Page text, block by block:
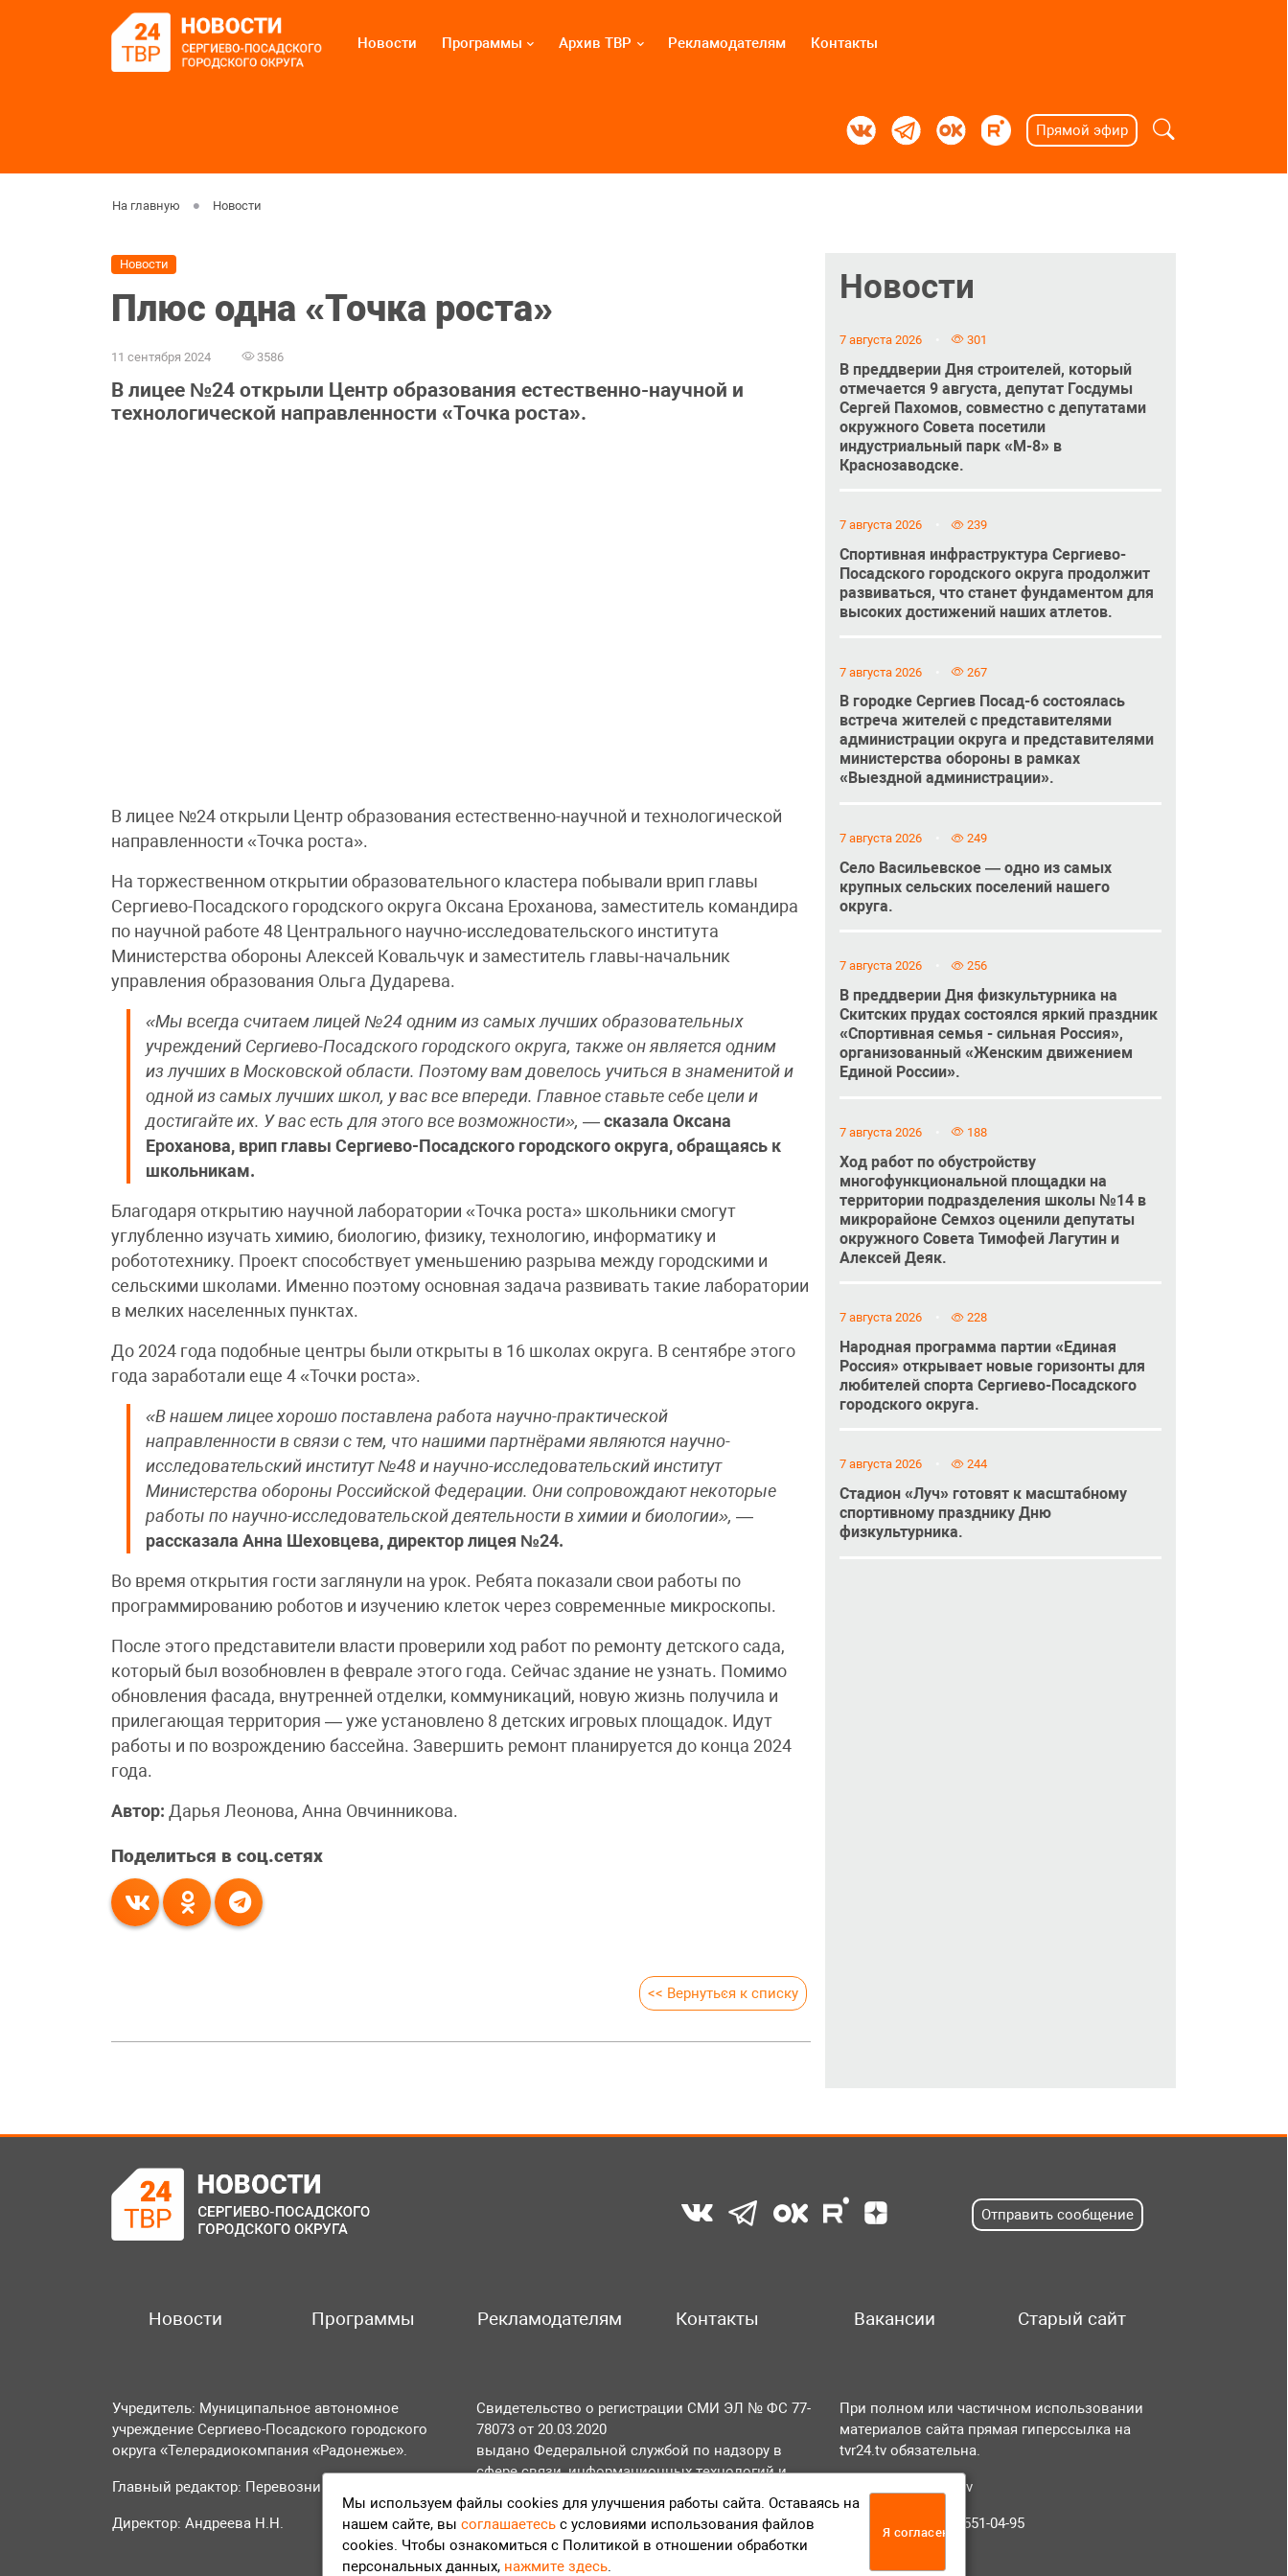
Новости Программы Архив ТВР Рекламодателям Контакты
Прямой эфир
На главную Новости
Новости
Плюс одна «Точка роста»
11 сентября 2024 3586
В лицее №24 открыли Центр образования естественно-научной и
технологической направленности «Точка роста».
В лицее №24 открыли Центр образования естественно-научной и технологической
направленности «Точка роста».
На торжественном открытии образовательного кластера побывали врип главы
Сергиево-Посадского городского округа Оксана Ероханова, заместитель командира
по научной работе 48 Центрального научно-исследовательского института
Министерства обороны Алексей Ковальчук и заместитель главы-начальник
управления образования Ольга Дударева.
«Мы всегда считаем лицей №24 одним из самых лучших образовательных
учреждений Сергиево-Посадского городского округа, также он является одним
из лучших в Московской области. Поэтому вам довелось учиться в знаменитой и
одной из самых лучших школ, у вас все впереди. Главное ставьте себе цели и
достигайте их. У вас есть для этого все возможности», —сказала Оксана
Ероханова, врип главы Сергиево-Посадского городского округа, обращаясь к
школьникам.
Благодаря открытию научной лаборатории «Точка роста» школьники смогут
углубленно изучать химию, биологию, физику, технологию, информатику и
робототехнику. Проект способствует уменьшению разрыва между городскими и
сельскими школами. Именно поэтому основная задача развивать такие лаборатории
в мелких населенных пунктах.
До 2024 года подобные центры были открыты в 16 школах округа. В сентябре этого
года заработали еще 4 «Точки роста».
«В нашем лицее хорошо поставлена работа научно-практической
направленности в связи с тем, что нашими партнёрами являются научно-
исследовательский институт №48 и научно-исследовательский институт
Министерства обороны Российской Федерации. Они сопровождают некоторые
работы по научно-исследовательской деятельности в химии и биологии», —
рассказала Анна Шеховцева, директор лицея №24.
Во время открытия гости заглянули на урок. Ребята показали свои работы по
программированию роботов и изучению клеток через современные микроскопы.
После этого представители власти проверили ход работ по ремонту детского сада,
который был возобновлен в феврале этого года. Сейчас здание не узнать. Помимо
обновления фасада, внутренней отделки, коммуникаций, новую жизнь получила и
прилегающая территория — уже установлено 8 детских игровых площадок. Идут
работы и по возрождению бассейна. Завершить ремонт планируется до конца 2024
года.
Автор: Дарья Леонова, Анна Овчинникова.
Поделиться в соц.сетях
<< Вернуться к списку
Новости
7 августа 2026 301
В преддверии Дня строителей, который
отмечается 9 августа, депутат Госдумы
Сергей Пахомов, совместно с депутатами
окружного Совета посетили
индустриальный парк «М-8» в
Краснозаводске.
7 августа 2026 239
Спортивная инфраструктура Сергиево-
Посадского городского округа продолжит
развиваться, что станет фундаментом для
высоких достижений наших атлетов.
7 августа 2026 267
В городке Сергиев Посад-6 состоялась
встреча жителей с представителями
администрации округа и представителями
министерства обороны в рамках
«Выездной администрации».
7 августа 2026 249
Село Васильевское — одно из самых
крупных сельских поселений нашего
округа.
7 августа 2026 256
В преддверии Дня физкультурника на
Скитских прудах состоялся яркий праздник
«Спортивная семья - сильная Россия»,
организованный «Женским движением
Единой России».
7 августа 2026 188
Ход работ по обустройству
многофункциональной площадки на
территории подразделения школы №14 в
микрорайоне Семхоз оценили депутаты
окружного Совета Тимофей Лагутин и
Алексей Деяк.
7 августа 2026 228
Народная программа партии «Единая
Россия» открывает новые горизонты для
любителей спорта Сергиево-Посадского
городского округа.
7 августа 2026 244
Стадион «Луч» готовят к масштабному
спортивному празднику Дню
физкультурника.
Отправить сообщение
Новости Программы Рекламодателям Контакты Вакансии Старый сайт
Учредитель: Муниципальное автономное
учреждение Сергиево-Посадского городского
округа «Телерадиокомпания «Радонежье».
Главный редактор: Перевозникова О.А.
Директор: Андреева Н.Н.
Свидетельство о регистрации СМИ ЭЛ № ФС 77-
78073 от 20.03.2020
выдано Федеральной службой по надзору в
сфере связи, информационных технологий и
массовых коммуникаций (Роскомнадзор).
Положение об обработке персональных данных
Согласие на обработку персональных данных
При полном или частичном использовании
материалов сайта прямая гиперссылка на
tvr24.tv обязательна.
info@tvr24.tv
Телефон: +7 (496) 551-04-95
Мы используем файлы cookies для улучшения работы сайта. Оставаясь на
нашем сайте, вы соглашаетесь с условиями использования файлов
cookies. Чтобы ознакомиться с Политикой в отношении обработки
персональных данных, нажмите здесь.
Я согласен